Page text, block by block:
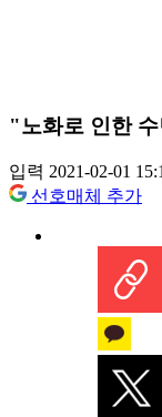
"노화로 인한
입력 2021-02-01
선호매체 추가